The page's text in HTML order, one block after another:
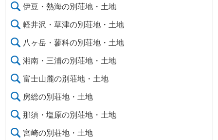
伊豆・熱海の別荘地・土地
軽井沢・草津の別荘地・土地
八ヶ岳・蓼科の別荘地・土地
湘南・三浦の別荘地・土地
富士山麓の別荘地・土地
房総の別荘地・土地
那須・塩原の別荘地・土地
宮崎の別荘地・土地